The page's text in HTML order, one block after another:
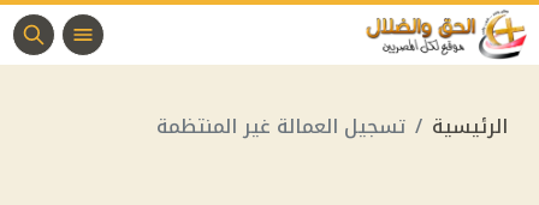
الرئيسية تسجيل العمالة غير المنتظمة